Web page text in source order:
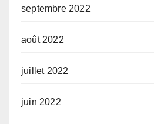
septembre 2022
août 2022
juillet 2022
juin 2022